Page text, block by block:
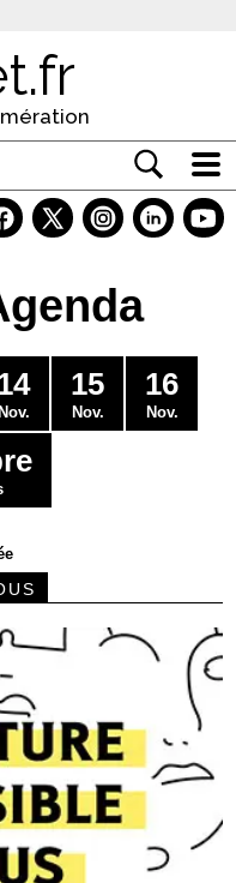
Nov.
15
Nov.
16
Nov.